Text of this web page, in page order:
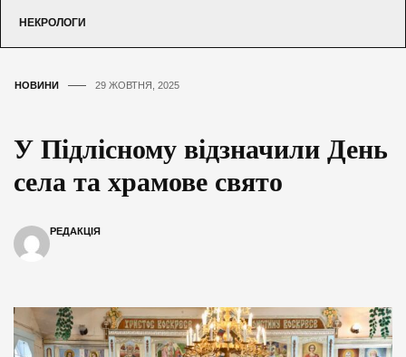
НЕКРОЛОГИ
НОВИНИ 29 ЖОВТНЯ, 2025
У Підлісному відзначили День
села та храмове свято
РЕДАКЦІЯ